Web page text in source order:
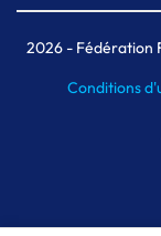
2026- Fédération
Conditions